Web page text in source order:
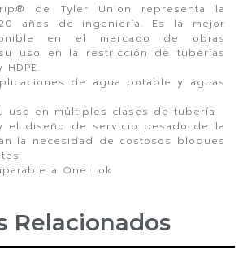
de Tyler Union representa la
años de ingeniería. Es la mejor
en el mercado de obras
uso en la restricción de tuberías
de agua potable y aguas
uso en múltiples clases de tubería
el diseño de servicio pesado de la
la necesidad de costosos bloques
a One Lok
Relacionados